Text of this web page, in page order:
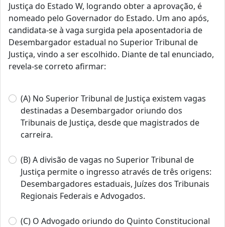
Justiça do Estado W, logrando obter a aprovação, é
nomeado pelo Governador do Estado. Um ano após,
candidata‐se à vaga surgida pela aposentadoria de
Desembargador estadual no Superior Tribunal de
Justiça, vindo a ser escolhido. Diante de tal enunciado,
revela‐se correto afirmar:
(A) No Superior Tribunal de Justiça existem vagas
destinadas a Desembargador oriundo dos
Tribunais de Justiça, desde que magistrados de
carreira.
(B) A divisão de vagas no Superior Tribunal de
Justiça permite o ingresso através de três origens:
Desembargadores estaduais, Juízes dos Tribunais
Regionais Federais e Advogados.
(C) O Advogado oriundo do Quinto Constitucional